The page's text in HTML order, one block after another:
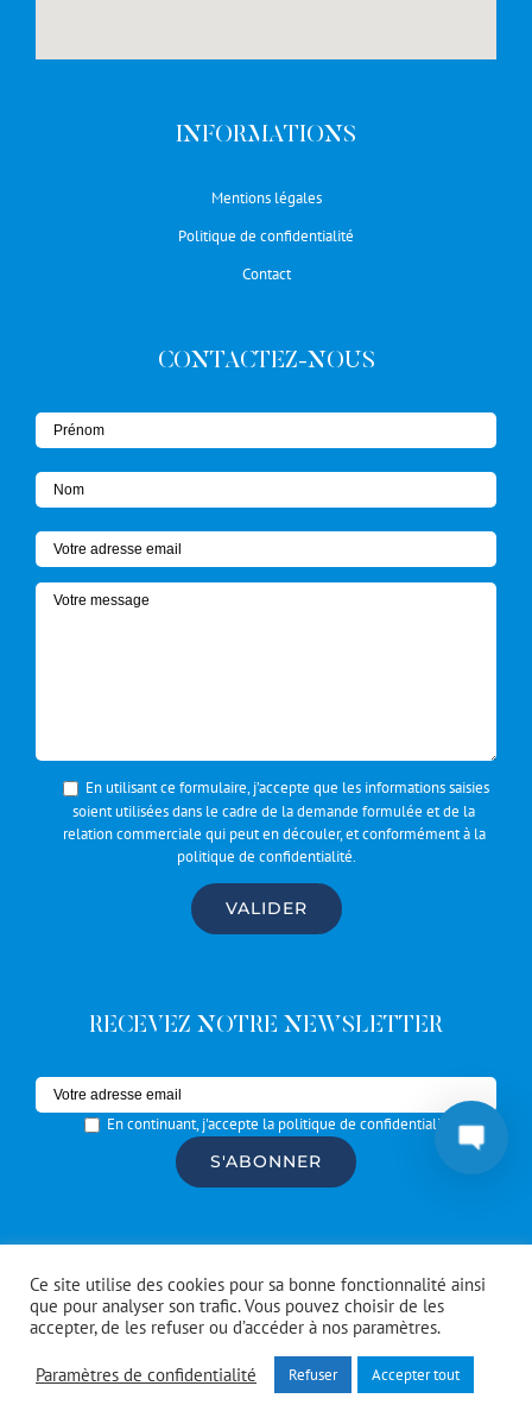
INFORMATIONS
Mentions légales
Politique de confidentialité
Contact
CONTACTEZ-NOUS
En utilisant ce formulaire, j’accepte que les informations saisies
soient utilisées dans le cadre de la demande formulée et de la
relation commerciale qui peut en découler, et conformément à la
politique de confidentialité.
RECEVEZ NOTRE NEWSLETTER
En continuant, j'accepte la politique de confidentialité
communication CDKIT
Ce site utilise des cookies pour sa bonne fonctionnalité ainsi
que pour analyser son trafic. Vous pouvez choisir de les
accepter, de les refuser ou d’accéder à nos paramètres.
Paramètres de confidentialité Refuser Accepter tout